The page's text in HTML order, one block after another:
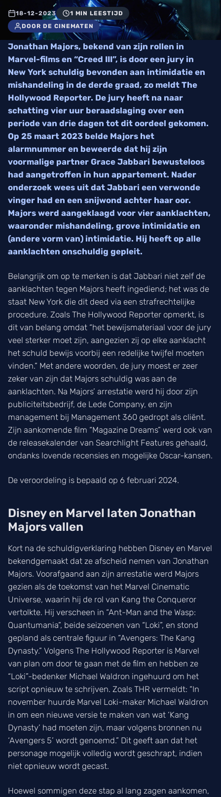
18-12-2023
1 MIN LEESTIJD
DOOR DE CINEMATEN
Jonathan Majors, bekend van zijn rollen in
Marvel-films en “Creed III”, is door een jury in
New York schuldig bevonden aan intimidatie en
mishandeling in de derde graad, zo meldt The
Hollywood Reporter. De jury heeft na naar
schatting vier uur beraadslaging over een
periode van drie dagen tot dit oordeel gekomen.
Op 25 maart 2023 belde Majors het
alarmnummer en beweerde dat hij zijn
voormalige partner Grace Jabbari bewusteloos
had aangetroffen in hun appartement. Nader
onderzoek wees uit dat Jabbari een verwonde
vinger had en een snijwond achter haar oor.
Majors werd aangeklaagd voor vier aanklachten,
waaronder mishandeling, grove intimidatie en
(andere vorm van) intimidatie. Hij heeft op alle
aanklachten onschuldig gepleit.
Belangrijk om op te merken is dat Jabbari niet zelf de
aanklachten tegen Majors heeft ingediend; het was de
staat New York die dit deed via een strafrechtelijke
procedure. Zoals The Hollywood Reporter opmerkt, is
dit van belang omdat “het bewijsmateriaal voor de jury
veel sterker moet zijn, aangezien zij op elke aanklacht
het schuld bewijs voorbij een redelijke twijfel moeten
vinden.” Met andere woorden, de jury moest er zeer
zeker van zijn dat Majors schuldig was aan de
aanklachten. Na Majors’ arrestatie werd hij door zijn
publiciteitsbedrijf, de Lede Company, en zijn
management bij Management 360 gedropt als cliënt.
Zijn aankomende film “Magazine Dreams” werd ook van
de releasekalender van Searchlight Features gehaald,
ondanks lovende recensies en mogelijke Oscar-kansen.
De veroordeling is bepaald op 6 februari 2024.
Disney en Marvel laten Jonathan
Majors vallen
Kort na de schuldigverklaring hebben Disney en Marvel
bekendgemaakt dat ze afscheid nemen van Jonathan
Majors. Voorafgaand aan zijn arrestatie werd Majors
gezien als de toekomst van het Marvel Cinematic
Universe, waarin hij de rol van Kang the Conqueror
vertolkte. Hij verscheen in “Ant-Man and the Wasp:
Quantumania”, beide seizoenen van “Loki”, en stond
gepland als centrale figuur in “Avengers: The Kang
Dynasty.” Volgens The Hollywood Reporter is Marvel
van plan om door te gaan met de film en hebben ze
“Loki”-bedenker Michael Waldron ingehuurd om het
script opnieuw te schrijven. Zoals THR vermeldt: “In
november huurde Marvel Loki-maker Michael Waldron
in om een nieuwe versie te maken van wat ‘Kang
Dynasty’ had moeten zijn, maar volgens bronnen nu
‘Avengers 5’ wordt genoemd.” Dit geeft aan dat het
personage mogelijk volledig wordt geschrapt, indien
niet opnieuw wordt gecast.
Hoewel sommigen deze stap al lang zagen aankomen,